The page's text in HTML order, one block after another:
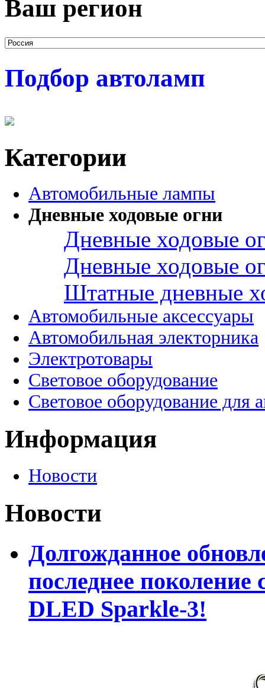
Ваш регион
Подбор автоламп
Категории
Автомобильные лампы
Дневные ходовые огни
Дневные ходовые
Дневные ходовые
Штатные дневные
Автомобильные аксессуары
Автомобильная электорника
Электротовары
Световое оборудование
Световое оборудование для
Информация
Новости
Новости
Долгожданное
последнее
DLED Sparkle-3!